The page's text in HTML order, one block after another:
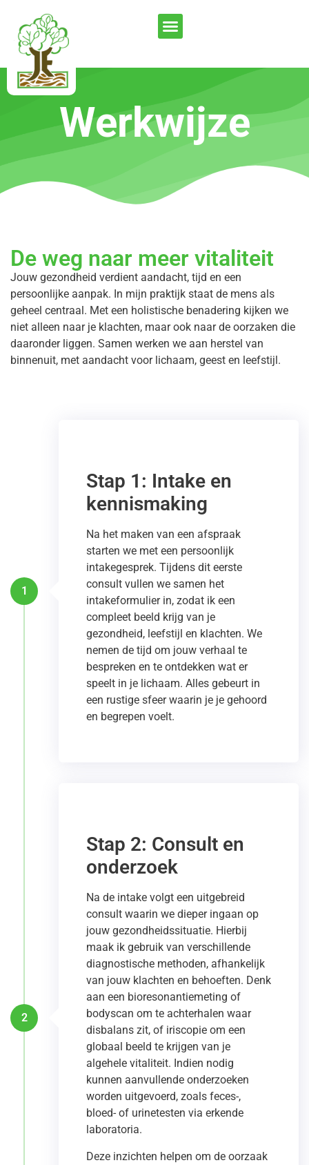
Werkwijze
De weg naar meer vitaliteit
Jouw gezondheid verdient aandacht, tijd en een
persoonlijke aanpak. In mijn praktijk staat de mens als
geheel centraal. Met een holistische benadering kijken we
niet alleen naar je klachten, maar ook naar de oorzaken die
daaronder liggen. Samen werken we aan herstel van
binnenuit, met aandacht voor lichaam, geest en leefstijl.
Stap 1: Intake en
kennismaking
Na het maken van een afspraak
starten we met een persoonlijk
intakegesprek. Tijdens dit eerste
consult vullen we samen het
intakeformulier in, zodat ik een
compleet beeld krijg van je
gezondheid, leefstijl en klachten. We
nemen de tijd om jouw verhaal te
bespreken en te ontdekken wat er
speelt in je lichaam. Alles gebeurt in
een rustige sfeer waarin je je gehoord
en begrepen voelt.
1
Stap 2: Consult en
onderzoek
Na de intake volgt een uitgebreid
consult waarin we dieper ingaan op
jouw gezondheidssituatie. Hierbij
maak ik gebruik van verschillende
diagnostische methoden, afhankelijk
van jouw klachten en behoeften. Denk
aan een bioresonantiemeting of
bodyscan om te achterhalen waar
disbalans zit, of iriscopie om een
globaal beeld te krijgen van je
algehele vitaliteit. Indien nodig
kunnen aanvullende onderzoeken
worden uitgevoerd, zoals feces-,
bloed- of urinetesten via erkende
laboratoria.
Deze inzichten helpen om de oorzaak
2